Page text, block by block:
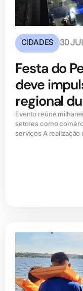
CIDADES 30
Festa do
deve
regional
Evento reúne
setores como
serviços A realização